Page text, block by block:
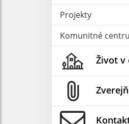
Projekty
Komunitné
Život v